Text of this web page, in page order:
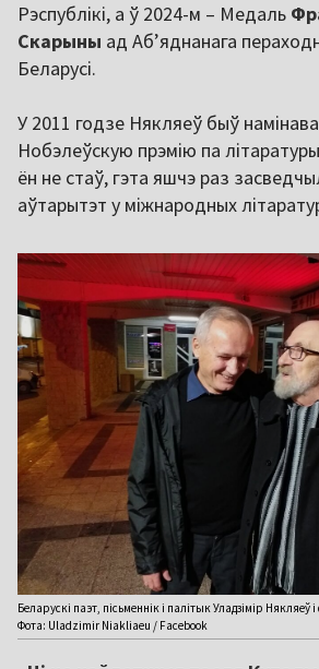
Рэспублікі, а ў 2024-м – Медаль
Скарыны ад Аб’яднанага
Беларусі.
У 2011 годзе Някляеў быў
Нобэлеўскую прэмію па
ён не стаў, гэта яшчэ раз
аўтарытэт у міжнародных
Беларускі паэт, пісьменнік і палітык Уладзімір Някляеў
Фота: Uladzimir Niakliaeu / Facebook